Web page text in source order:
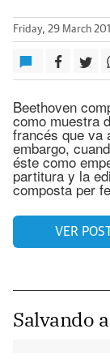
Friday, 29 March
Beethoven
como muestra
francés que va
embargo,
éste como
partitura y la
composta per
VER
Salvando